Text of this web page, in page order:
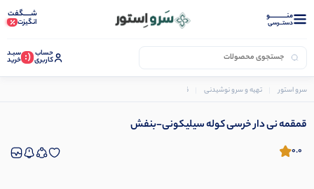
منــــــــــــو
دستــرسی
شـــــگفت
انگیزت
حساب
کاربری (: سبـد
خرید
سرو استور تهیه و سرو نوشیدنی قمقمه
قمقمه نی دار خرسی کوله سیلیکونی-بنفش
0.0